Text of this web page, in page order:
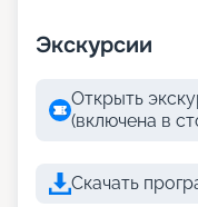
Экскурсии
Открыть
(включена в
Скачать